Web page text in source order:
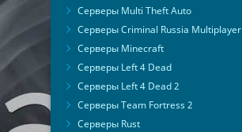
Серверы Multi Theft Auto
Серверы Criminal Russia Multiplayer
Серверы Minecraft
Серверы Left 4 Dead
Серверы Left 4 Dead 2
Серверы Team Fortress 2
Серверы Rust